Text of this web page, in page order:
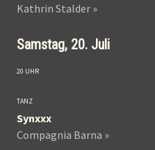
Kathrin Stalder »
Samstag, 20. Juli
20 UHR
TANZ
Synxxx
Compagnia Barna »